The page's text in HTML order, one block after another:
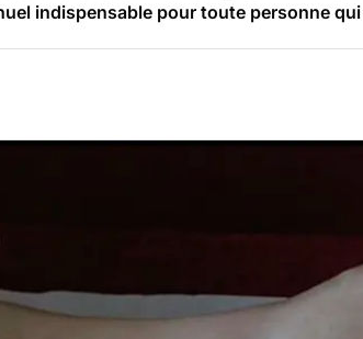
indispensable pour toute personne